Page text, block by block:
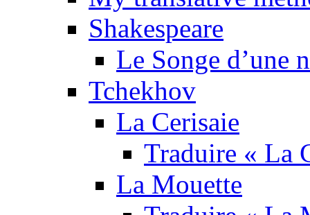
Shakespeare
Le Songe d’une
Tchekhov
La Cerisaie
Traduire « La
La Mouette